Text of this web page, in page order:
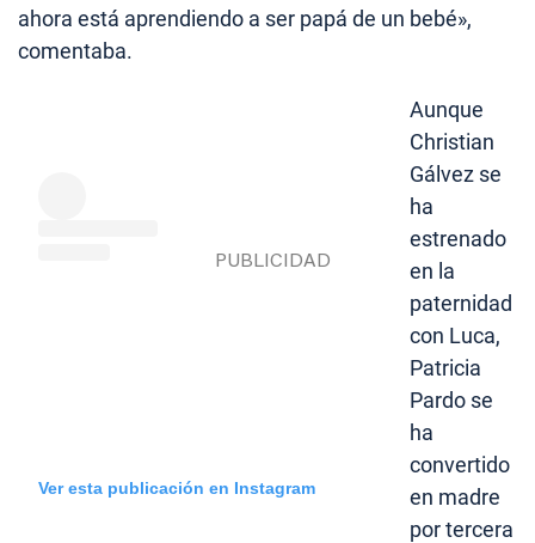
ahora está aprendiendo a ser papá de un bebé»,
comentaba.
Ver esta publicación en Instagram
Aunque
Christian
Gálvez se
ha
estrenado
en la
paternidad
con Luca,
Patricia
Pardo se
ha
convertido
en madre
por tercera